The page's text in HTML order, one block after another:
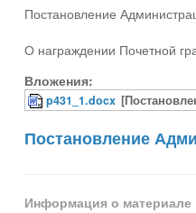
Постановление
О награждении Почетной
Вложения:
p431_1.docx
Постановление
Информация о материале